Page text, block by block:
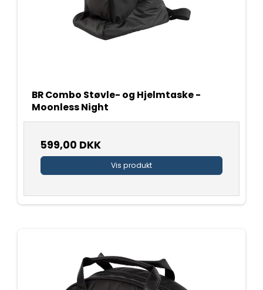
BR Combo Støvle- og Hjelmtaske -
Moonless Night
599,00 DKK
Vis produkt